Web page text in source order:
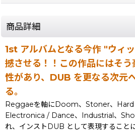
商品詳細
1st アルバムとなる今作 "ウィ
撼させる！！この作品にはそ
性があり、DUB を更なる次元
る。
Reggaeを軸にDoom、Stoner、Hard
Electronica / Dance、Industrial、
れ、インストDUB として表現すること